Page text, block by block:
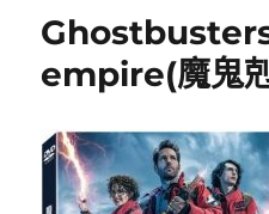
empire(魔鬼